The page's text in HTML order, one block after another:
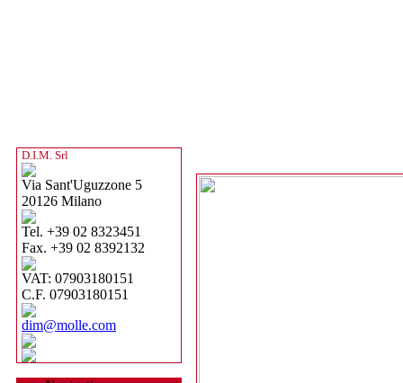
D.I.M. Srl
Via Sant'Uguzzone 5
20126 Milano
Tel. +39 02 8323451
Fax. +39 02 8392132
VAT: 07903180151
C.F. 07903180151
dim@molle.com